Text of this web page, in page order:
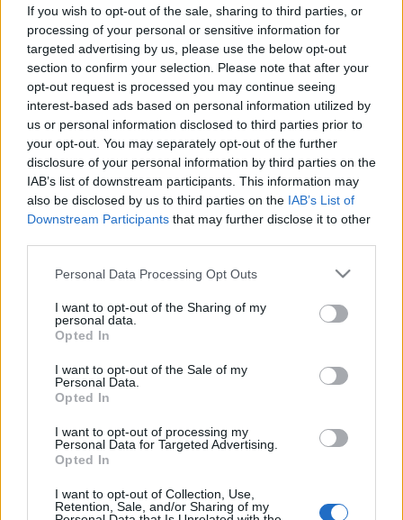
If you wish to opt-out of the sale, sharing to third parties, or
processing of your personal or sensitive information for
targeted advertising by us, please use the below opt-out
section to confirm your selection. Please note that after your
opt-out request is processed you may continue seeing
interest-based ads based on personal information utilized by
us or personal information disclosed to third parties prior to
your opt-out. You may separately opt-out of the further
disclosure of your personal information by third parties on the
IAB’s list of downstream participants. This information may
also be disclosed by us to third parties on the IAB’s List of
Downstream Participants that may further disclose it to other
Please note that this website/app uses one or more Google
not limited to your visit or usage behaviour. You may click to
grant or deny consent to Google and its third-party tags to
use your data for below specified purposes in below Google
consent section.
Personal Data Processing Opt Outs
I want to opt-out of the Sharing of my
personal data.
Opted In
I want to opt-out of the Sale of my
Personal Data.
Opted In
I want to opt-out of processing my
Personal Data for Targeted Advertising.
Opted In
I want to opt-out of Collection, Use,
Retention, Sale, and/or Sharing of my
szerint